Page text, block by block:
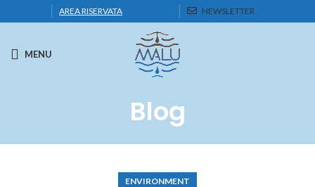
AREA RISERVATA NEWSLETTER
MENU
Blog
ENVIRONMENT